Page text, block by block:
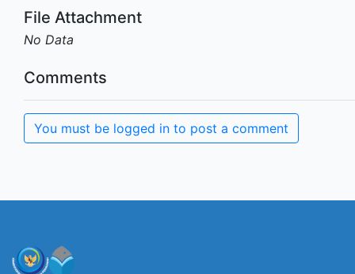
File Attachment
No Data
Comments
You must be logged in to post a comment